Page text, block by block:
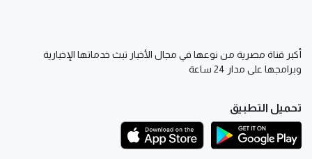
أكبر قناة مصرية من نوعها في مجال الأخبار تبث خدماتها الإخبارية
وبرامجها على مدار 24 ساعة
تحميل التطبيق